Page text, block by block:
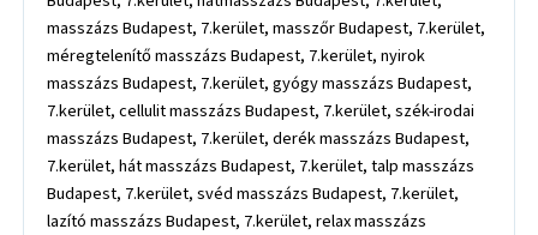
masszázs Budapest, 7.kerület, masszőr Budapest, 7.kerület,
méregtelenítő masszázs Budapest, 7.kerület, nyirok
masszázs Budapest, 7.kerület, gyógy masszázs Budapest,
7.kerület, cellulit masszázs Budapest, 7.kerület, szék-irodai
masszázs Budapest, 7.kerület, derék masszázs Budapest,
7.kerület, hát masszázs Budapest, 7.kerület, talp masszázs
Budapest, 7.kerület, svéd masszázs Budapest, 7.kerület,
lazító masszázs Budapest, 7.kerület, relax masszázs